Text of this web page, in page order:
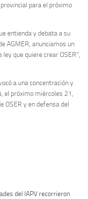
para el próximo
entienda y debata a su
AGMER, anunciamos un
que quiere crear OSER”,
a una concentración y
el próximo miércoles 21,
OSER y en defensa del
del IAPV recorrieron